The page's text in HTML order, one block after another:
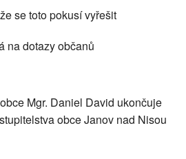
se toto pokusí vyřešit
na dotazy občanů
Mgr. Daniel David ukončuje
obce Janov nad Nisou